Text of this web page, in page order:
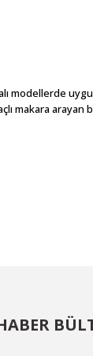
modellerde
makara arayan